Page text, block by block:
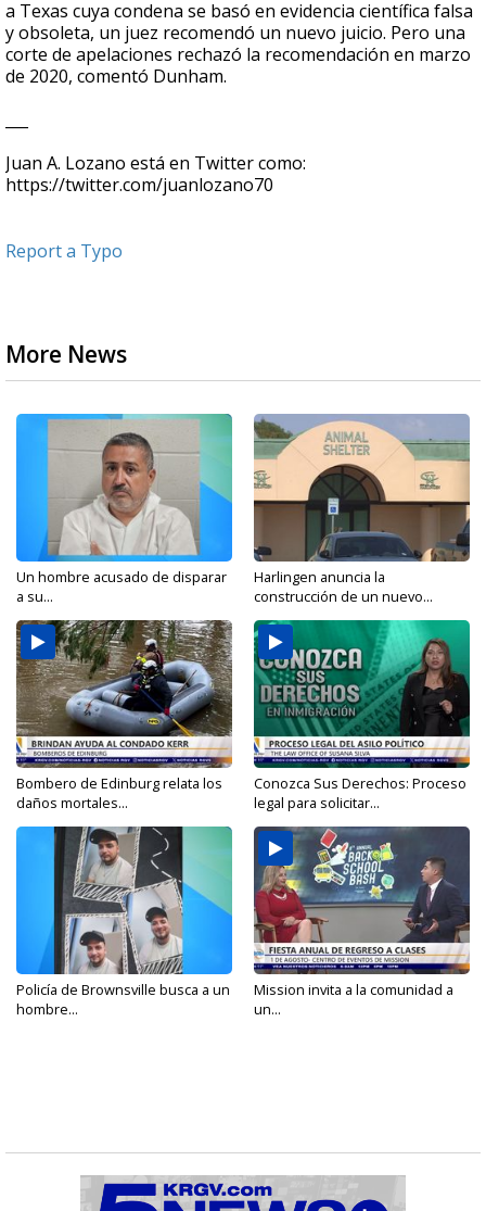
a Texas cuya condena se basó en evidencia científica falsa
y obsoleta, un juez recomendó un nuevo juicio. Pero una
corte de apelaciones rechazó la recomendación en marzo
de 2020, comentó Dunham.
Juan A. Lozano está en Twitter como:
https://twitter.com/juanlozano70
Report a Typo
More News
Un hombre acusado de disparar
a su...
Harlingen anuncia la
construcción de un nuevo...
Bombero de Edinburg relata los
daños mortales...
Conozca Sus Derechos: Proceso
legal para solicitar...
Policía de Brownsville busca a un
hombre...
Mission invita a la comunidad a
un...